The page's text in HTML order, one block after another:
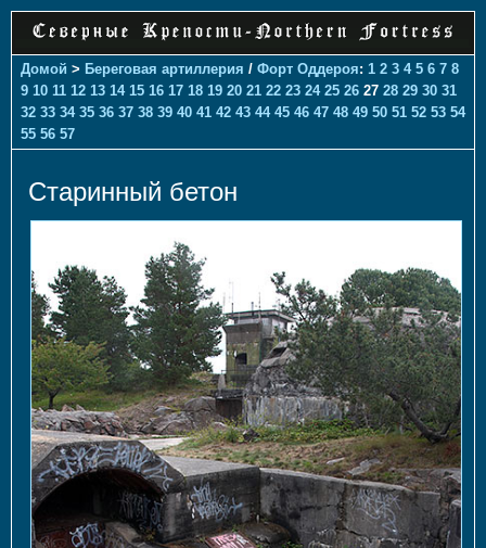
Домой > Береговая артиллерия / Форт Оддероя: 1 2 3 4 5 6 7 8
9 10 11 12 13 14 15 16 17 18 19 20 21 22 23 24 25 26 27 28 29 30 31
32 33 34 35 36 37 38 39 40 41 42 43 44 45 46 47 48 49 50 51 52 53 54
55 56 57
Старинный бетон